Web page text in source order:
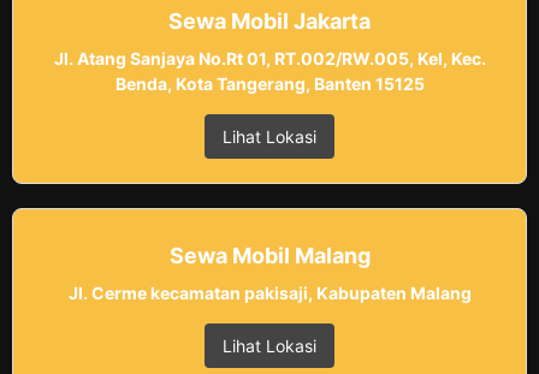
Sewa Mobil Jakarta
Jl. Atang Sanjaya No.Rt 01, RT.002/RW.005, Kel, Kec.
Benda, Kota Tangerang, Banten 15125
Lihat Lokasi
Sewa Mobil Malang
Jl. Cerme kecamatan pakisaji, Kabupaten Malang
Lihat Lokasi